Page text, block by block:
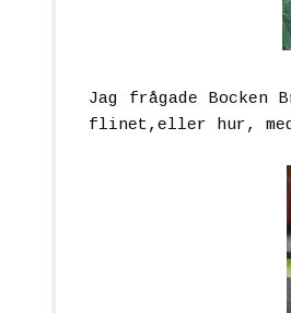
Jag frågade
flinet,eller hur,